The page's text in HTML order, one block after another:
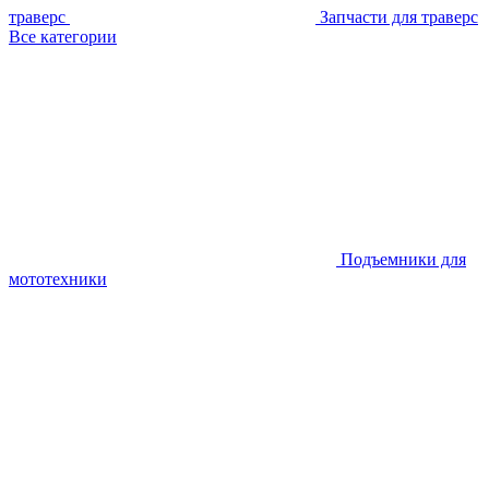
траверс
Запчасти для траверс
Все категории
Подъемники для
мототехники